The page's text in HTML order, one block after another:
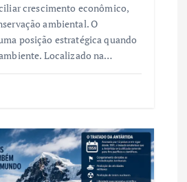
crescimento econômico,
ambiental. O
posição estratégica quando
Localizado na…